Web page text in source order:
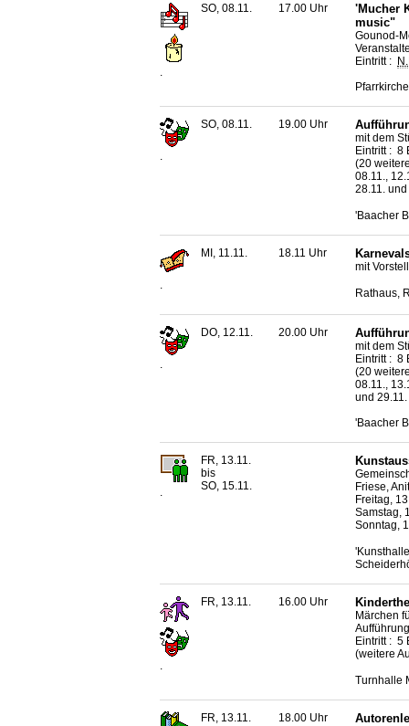
SO, 08.11. 17.00 Uhr
'Mucher
music"
Gounod-
Eintritt :
.
SO, 08.11. 19.00 Uhr
mit dem
Eintritt : 8
(20
08.11.,
28.11.
'Baacher
.
MI, 11.11. 18.11 Uhr
mit
Rathaus,
DO, 12.11. 20.00 Uhr
mit dem
Eintritt : 8
(20
08.11.,
und
'Baacher
.
FR, 13.11.
bis
SO, 15.11.
Friese,
Freitag,
Samstag,
Sonntag,
.
FR, 13.11. 16.00 Uhr
Märchen
Eintritt : 5
(weitere
Turnhalle
FR, 13.11. 18.00 Uhr